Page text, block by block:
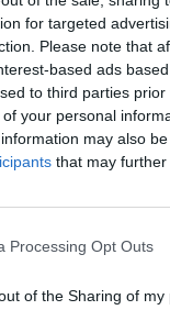
for targeted
Please note that
based ads
to third parties
your personal
may also
that may further
Processing Opt Outs
of the Sharing of my
– ilyen
és egy hosszú